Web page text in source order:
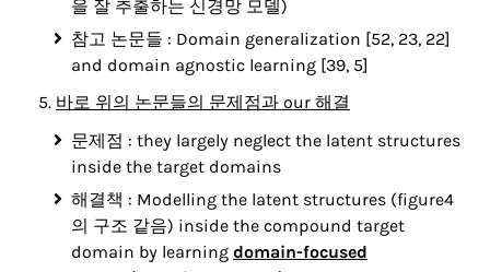
을 잘 추출하는 신경망 모델)
참고 논문들 : Domain generalization [52, 23, 22]
and domain agnostic learning [39, 5]
바로 위의 논문들의 문제점과 our 해결
문제점 : they largely neglect the latent structures
inside the target domains
해결책 : Modelling the latent structures (figure4
의 구조 같음) inside the compound target
domain by learning domain-focused